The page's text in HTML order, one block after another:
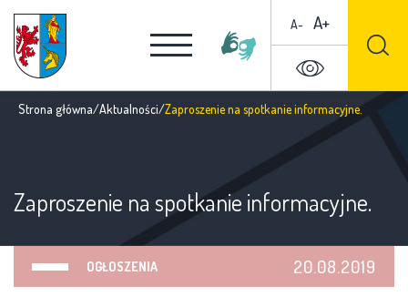
A- A+
Strona główna/Aktualności/Zaproszenie na spotkanie informacyjne.
Zaproszenie na spotkanie informacyjne.
OGŁOSZENIA 20.08.2019